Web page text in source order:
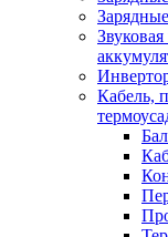
Кабель,